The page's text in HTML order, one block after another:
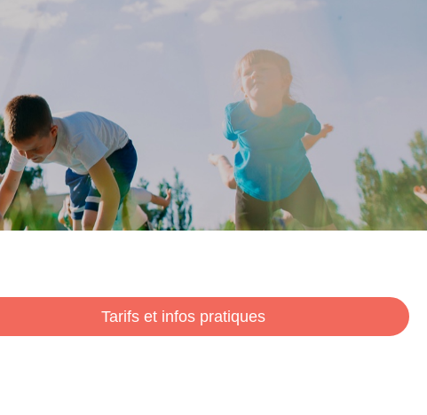
Tarifs et infos pratiques